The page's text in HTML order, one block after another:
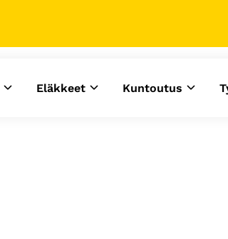
Eläkkeet Kuntoutus